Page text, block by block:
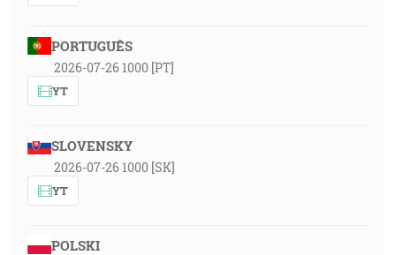
PORTUGUÊS
2026-07-26 1000 [PT]
YT
SLOVENSKY
2026-07-26 1000 [SK]
YT
POLSKI